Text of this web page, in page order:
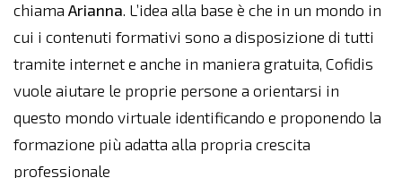
chiama Arianna. L’idea alla base è che in un mondo in
cui i contenuti formativi sono a disposizione di tutti
tramite internet e anche in maniera gratuita, Cofidis
vuole aiutare le proprie persone a orientarsi in
questo mondo virtuale identificando e proponendo la
formazione più adatta alla propria crescita
professionale